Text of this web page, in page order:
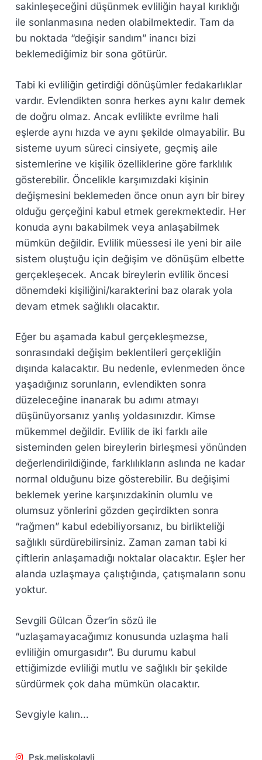
sakinleşeceğini düşünmek evliliğin hayal kırıklığı
ile sonlanmasına neden olabilmektedir. Tam da
bu noktada “değişir sandım” inancı bizi
beklemediğimiz bir sona götürür.
Tabi ki evliliğin getirdiği dönüşümler fedakarlıklar
vardır. Evlendikten sonra herkes aynı kalır demek
de doğru olmaz. Ancak evlilikte evrilme hali
eşlerde aynı hızda ve aynı şekilde olmayabilir. Bu
sisteme uyum süreci cinsiyete, geçmiş aile
sistemlerine ve kişilik özelliklerine göre farklılık
gösterebilir. Öncelikle karşımızdaki kişinin
değişmesini beklemeden önce onun ayrı bir birey
olduğu gerçeğini kabul etmek gerekmektedir. Her
konuda aynı bakabilmek veya anlaşabilmek
mümkün değildir. Evlilik müessesi ile yeni bir aile
sistem oluştuğu için değişim ve dönüşüm elbette
gerçekleşecek. Ancak bireylerin evlilik öncesi
dönemdeki kişiliğini/karakterini baz olarak yola
devam etmek sağlıklı olacaktır.
Eğer bu aşamada kabul gerçekleşmezse,
sonrasındaki değişim beklentileri gerçekliğin
dışında kalacaktır. Bu nedenle, evlenmeden önce
yaşadığınız sorunların, evlendikten sonra
düzeleceğine inanarak bu adımı atmayı
düşünüyorsanız yanlış yoldasınızdır. Kimse
mükemmel değildir. Evlilik de iki farklı aile
sisteminden gelen bireylerin birleşmesi yönünden
değerlendirildiğinde, farklılıkların aslında ne kadar
normal olduğunu bize gösterebilir. Bu değişimi
beklemek yerine karşınızdakinin olumlu ve
olumsuz yönlerini gözden geçirdikten sonra
“rağmen” kabul edebiliyorsanız, bu birlikteliği
sağlıklı sürdürebilirsiniz. Zaman zaman tabi ki
çiftlerin anlaşamadığı noktalar olacaktır. Eşler her
alanda uzlaşmaya çalıştığında, çatışmaların sonu
yoktur.
Sevgili Gülcan Özer’in sözü ile
“uzlaşamayacağımız konusunda uzlaşma hali
evliliğin omurgasıdır”. Bu durumu kabul
ettiğimizde evliliği mutlu ve sağlıklı bir şekilde
sürdürmek çok daha mümkün olacaktır.
Sevgiyle kalın…
Psk.meliskolayli